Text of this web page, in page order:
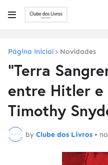
Página inicial Novidades
"Terra
entre Hitler e
Timothy
by Clube dos Livros •